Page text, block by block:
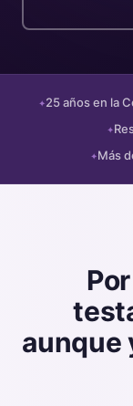
✦25 años en la
✦
✦Más
aunque